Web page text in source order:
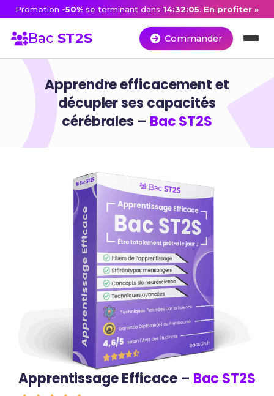
Promotion -50% se terminant dans 14:32:05. En profiter »
Bac ST2S Commander
Apprendre efficacement et
décupler ses capacités
cérébrales – Bac ST2S
Apprentissage Efficace – Bac ST2S